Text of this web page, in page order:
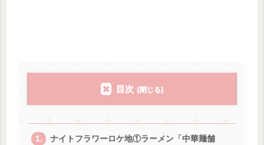
目次
ナイトフラワーロケ地①ラーメン「中華麺舗